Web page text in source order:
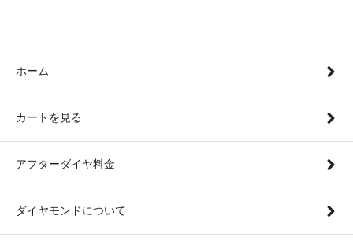
ホーム
カートを見る
アフターダイヤ料金
ダイヤモンドについて